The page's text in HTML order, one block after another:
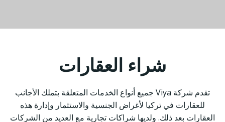
شراء العقارات
تقدم شركة Viya جميع أنواع الخدمات المتعلقة بتملك الأجانب
للعقارات في تركيا لأغراض الجنسية والاستثمار وإدارة هذه
العقارات بعد ذلك. ولديها شراكات تجارية مع العديد من الشركات